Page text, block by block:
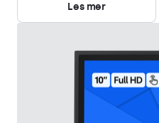
Les mer